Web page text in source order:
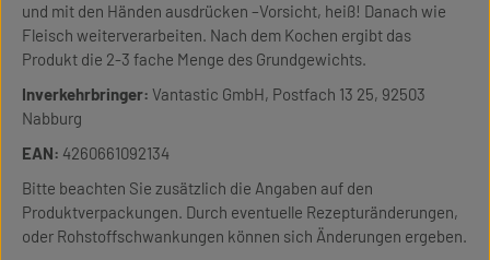
und mit den Händen ausdrücken –Vorsicht, heiß! Danach wie
Fleisch weiterverarbeiten. Nach dem Kochen ergibt das
Produkt die 2-3 fache Menge des Grundgewichts.
Inverkehrbringer: Vantastic GmbH, Postfach 13 25, 92503
Nabburg
EAN: 4260661092134
Bitte beachten Sie zusätzlich die Angaben auf den
Produktverpackungen. Durch eventuelle Rezepturänderungen,
oder Rohstoffschwankungen können sich Änderungen ergeben.